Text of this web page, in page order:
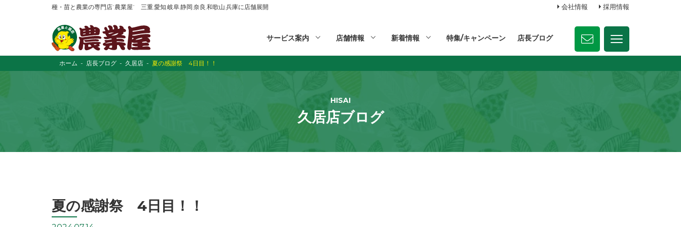
種・苗と農業の専門店“農業屋” 三重,愛知,岐阜,静岡,奈良,和歌山,兵庫に店舗展開 会社情報 採用情報
サービス案内 店舗情報 新着情報 特集/キャンペーン 店長ブログ
ホーム 店長ブログ 久居店 夏の感謝祭 4日目！！
HISAI
久居店ブログ
夏の感謝祭 4日目！！